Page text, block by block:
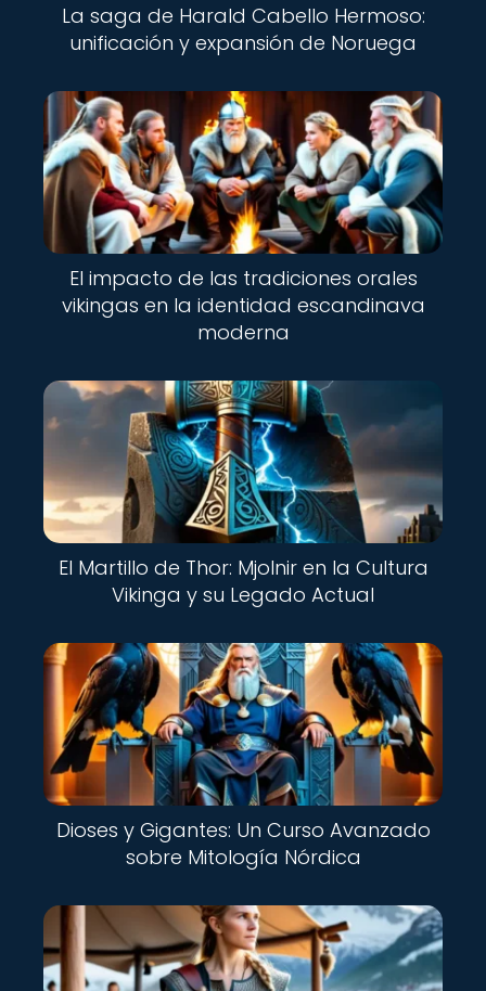
La saga de Harald Cabello Hermoso:
unificación y expansión de Noruega
El impacto de las tradiciones orales
vikingas en la identidad escandinava
moderna
El Martillo de Thor: Mjolnir en la Cultura
Vikinga y su Legado Actual
Dioses y Gigantes: Un Curso Avanzado
sobre Mitología Nórdica